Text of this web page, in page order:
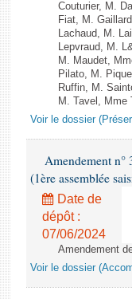
Couturier, M.
Fiat, M.
Lachaud, M.
Lepvraud, M.
M. Maudet,
Pilato, M.
Ruffin, M.
M. Tavel, Mme
Voir le dossier
Amendement
(1ère assemblée
Date de
dépôt :
07/06/2024
Amendement
Voir le dossier